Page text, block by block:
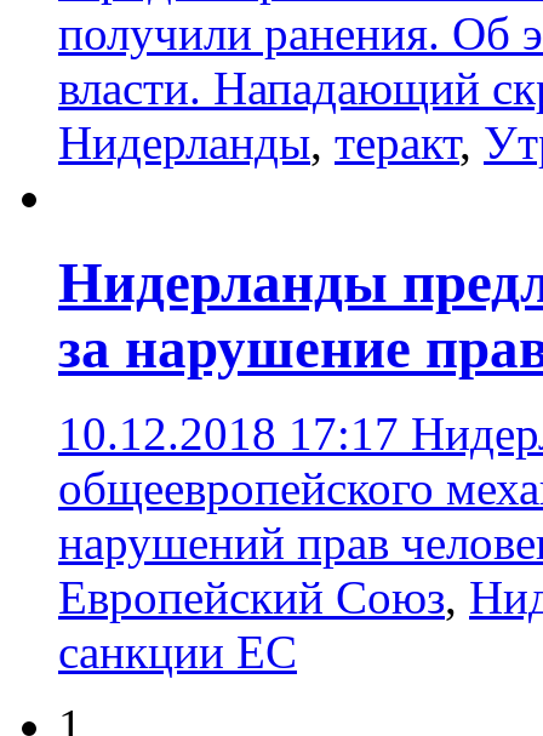
получили ранения. Об
власти. Нападающий
Нидерланды, теракт,
Нидерланды
за нарушение
10.12.2018 17:17
общеевропейского
нарушений прав
Европейский Союз,
санкции ЕС